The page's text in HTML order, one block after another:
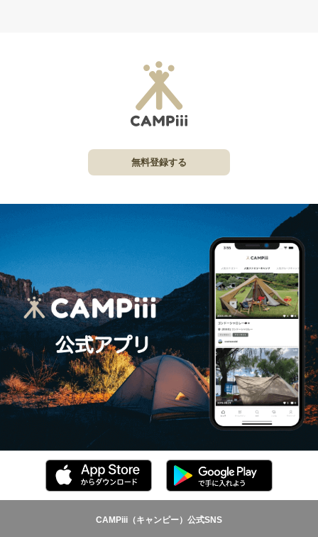
無料登録する
CAMPiii（キャンピー）公式SNS